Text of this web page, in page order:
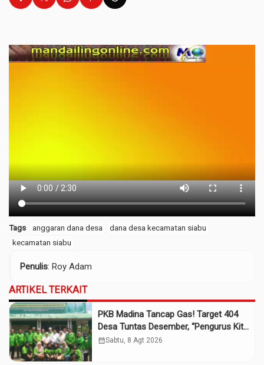
Tags anggaran dana desa
dana desa kecamatan siabu
kecamatan siabu
Penulis: Roy Adam
ARTIKEL TERKAIT
PKB Madina Tancap Gas! Target 404
Desa Tuntas Desember, “Pengurus Kita
Adalah Tokoh”
calendar_monthSabtu, 8 Agt 2026